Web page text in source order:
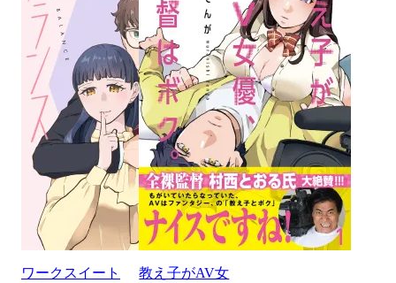
ワークスイート
教え子がAV女